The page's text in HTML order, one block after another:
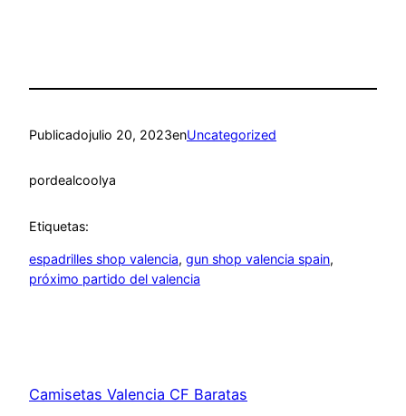
Publicadojulio 20, 2023enUncategorized
pordealcoolya
Etiquetas:
espadrilles shop valencia, gun shop valencia spain
próximo partido del valencia
Camisetas Valencia CF Baratas